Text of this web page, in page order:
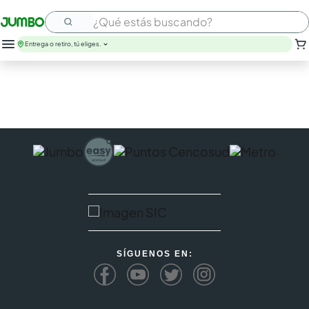
¿Qué estás buscando?
Entrega o retiro, tú eliges.
SÍGUENOS EN: